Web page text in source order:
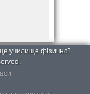
училище фізичної